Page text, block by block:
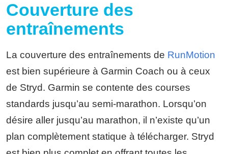
Couverture des
entraînements
La couverture des entraînements de RunMotion
est bien supérieure à Garmin Coach ou à ceux
de Stryd. Garmin se contente des courses
standards jusqu’au semi-marathon. Lorsqu’on
désire aller jusqu’au marathon, il n’existe qu’un
plan complètement statique à télécharger. Stryd